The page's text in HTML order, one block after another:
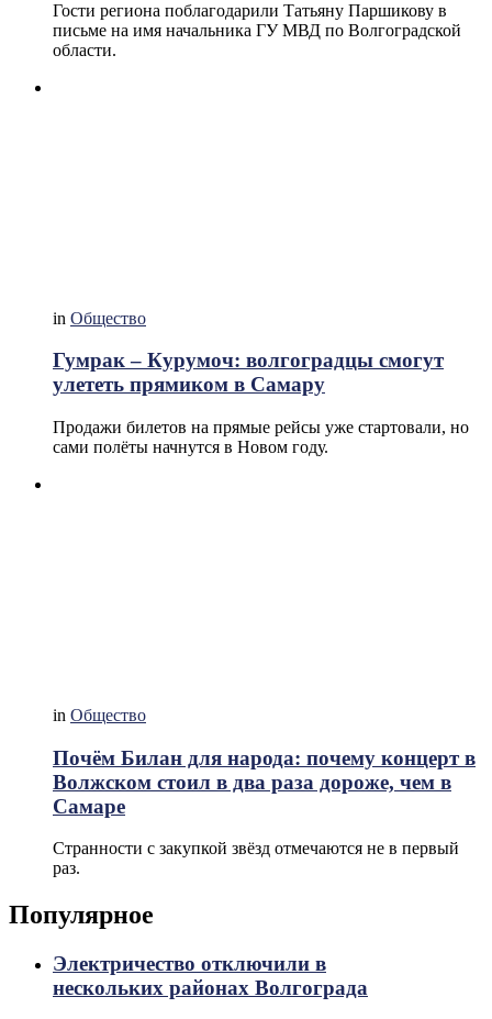
Гости региона поблагодарили Татьяну Паршикову в
письме на имя начальника ГУ МВД по Волгоградской
области.
in Общество
Гумрак – Курумоч: волгоградцы смогут
улететь прямиком в Самару
Продажи билетов на прямые рейсы уже стартовали, но
сами полёты начнутся в Новом году.
in Общество
Почём Билан для народа: почему концерт в
Волжском стоил в два раза дороже, чем в
Самаре
Странности с закупкой звёзд отмечаются не в первый
раз.
Популярное
Электричество отключили в
нескольких районах Волгограда